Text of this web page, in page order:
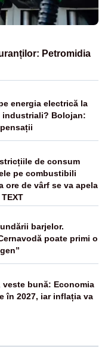
Petromidia
energia electrică la
industriali? Bolojan:
de consum
pe combustibili
ore de vârf se va apela
barjelor.
poate primi o
veste bună: Economia
în 2027, iar inflația va